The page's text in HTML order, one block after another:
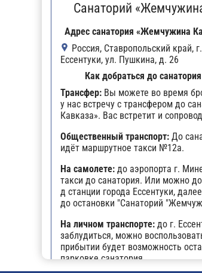
Санаторий
Адрес санатория «Жемчужина
Россия, Ставропольский край, г.
Ессентуки, ул. Пушкина, д. 26
Как добраться до
Трансфер: Вы можете во время
у нас встречу с трансфером до
Кавказа». Вас встретит и
Общественный транспорт: До
идёт маршрутное такси №12а.
На самолете: до аэропорта г.
такси до санатория. Или можно
д станции города Ессентуки,
до остановки "Санаторий
На личном транспорте: до г.
заблудиться, можно
прибытии будет возможность
парковке санатория.